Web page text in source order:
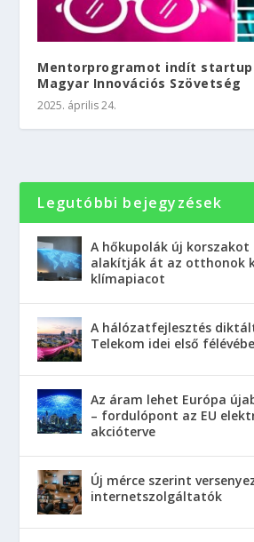
Mentorprogramot indít
Magyar Innovációs Szövetség
2025. április 24.
Legutóbbi bejegyzések
A hőkupolák új
alakítják át az otthonok
klímapiacot
A hálózatfejlesztés
Telekom idei első
Az áram lehet Európa
– fordulópont az EU
akcióterve
Új mérce szerint
internetszolgáltatók